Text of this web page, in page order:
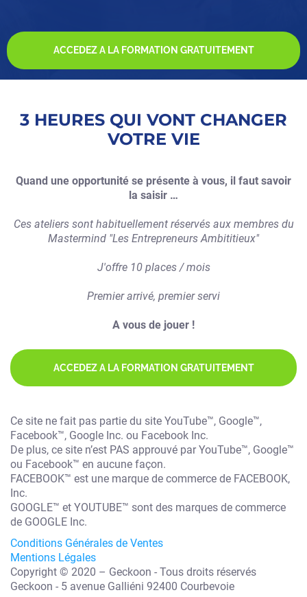
ACCEDEZ A LA FORMATION GRATUITEMENT
3 HEURES QUI VONT CHANGER
VOTRE VIE
Quand une opportunité se présente à vous, il faut savoir
la saisir …
Ces ateliers sont habituellement réservés aux membres du
Mastermind "Les Entrepreneurs Ambititieux"
J'offre 10 places / mois
Premier arrivé, premier servi
A vous de jouer !
ACCEDEZ A LA FORMATION GRATUITEMENT
Ce site ne fait pas partie du site YouTube™, Google™,
Facebook™, Google Inc. ou Facebook Inc.
De plus, ce site n’est PAS approuvé par YouTube™, Google™
ou Facebook™ en aucune façon.
FACEBOOK™ est une marque de commerce de FACEBOOK,
Inc.
GOOGLE™ et YOUTUBE™ sont des marques de commerce
de GOOGLE Inc.
Conditions Générales de Ventes
Mentions Légales
Copyright © 2020 – Geckoon - Tous droits réservés
Geckoon - 5 avenue Galliéni 92400 Courbevoie